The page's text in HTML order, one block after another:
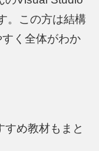
。この方は結構
く全体がわか
め教材もまと